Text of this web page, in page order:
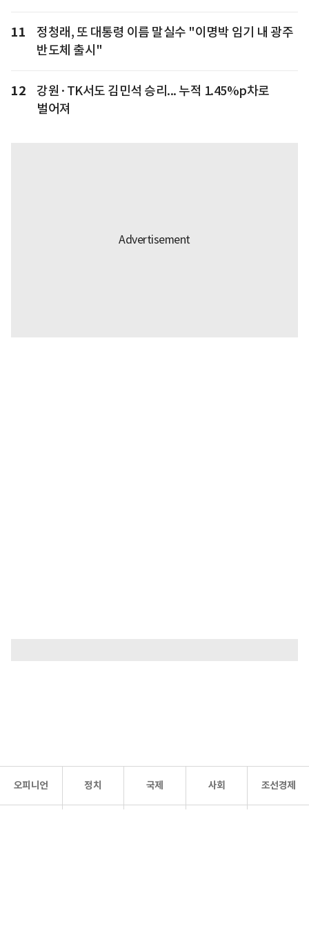
11
정청래, 또 대통령 이름 말실수 "이명박 임기 내 광주
반도체 출시"
12
강원·TK서도 김민석 승리... 누적 1.45%p차로
벌어져
오피니언 정치 국제 사회 조선경제